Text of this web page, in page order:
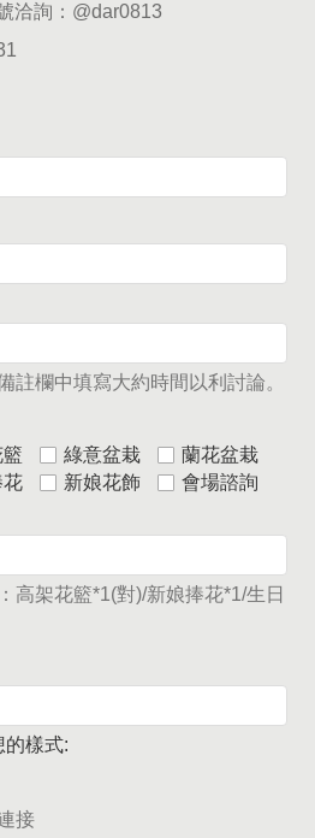
洽詢： @dar0813
註欄中填寫大約時間以利討論。
綠意盆栽
蘭花盆栽
花 新娘花飾
會場諮詢
高架花籃*1(對)/新娘捧花*1/生日
的樣式:
接